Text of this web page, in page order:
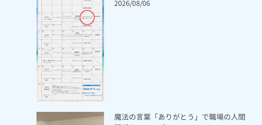
2026/08/06
魔法の言葉「ありがとう」で職場の人間